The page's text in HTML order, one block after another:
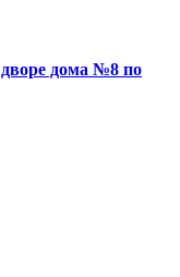
дома №8 по